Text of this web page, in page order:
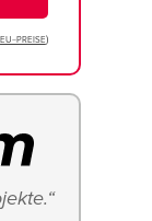
EU−PREISE)